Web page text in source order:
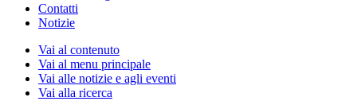
Contatti
Notizie
Vai al contenuto
Vai al menu principale
Vai alle notizie e agli eventi
Vai alla ricerca